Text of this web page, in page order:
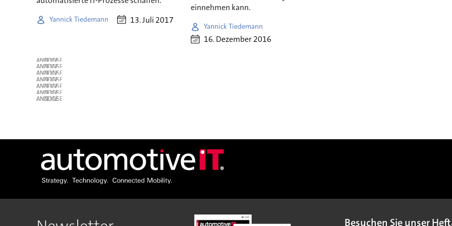
Yannick Tiedemann 13. Juli 2017
einnehmen kann.
Yannick Tiedemann
16. Dezember 2016
ANZEIGE
ANZEIGE
ANZEIGE
ANZEIGE
ANZEIGE
ANZEIGE
ANZEIGE
Besuchen Sie unser